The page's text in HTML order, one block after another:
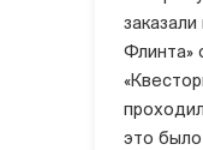
Флинта»
это